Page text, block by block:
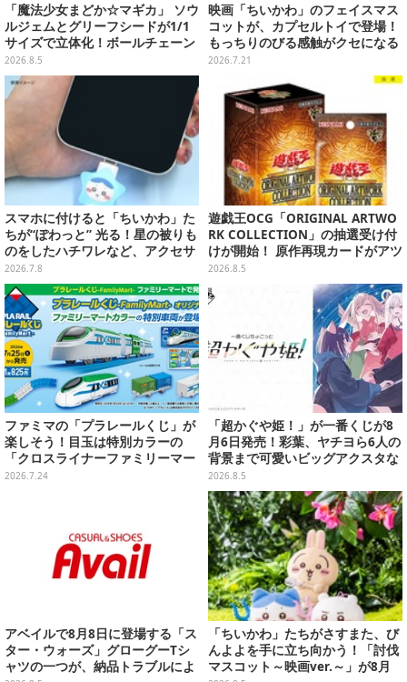
「魔法少女まどか☆マギカ」 ソウ
ルジェムとグリーフシードが1/1
サイズで立体化！ボールチェーン
を外せばフィギュアとして飾れる
ガシャポン全6種
2026.8.5
映画「ちいかわ」のフェイスマス
コットが、カプセルトイで登場！
もっちりのびる感触がクセになる
ハチワレ、セイレーンなど全5種
2026.7.21
スマホに付けると「ちいかわ」た
ちが“ぽわっと” 光る！星の被りも
のをしたハチワレなど、アクセサ
リーピン全3種
2026.7.8
遊戯王OCG「ORIGINAL ARTWO
RK COLLECTION」の抽選受け付
けが開始！ 原作再現カードがアツ
いスペシャルパック
2026.8.5
ファミマの「プラレールくじ」が
楽しそう！目玉は特別カラーの
「クロスライナーファミリーマー
ト号」、その他ライナップも注目
2026.7.24
「超かぐや姫！」が一番くじが8
月6日発売！彩葉、ヤチヨら6人の
背景まで可愛いビッグアクスタな
ど
2026.8.5
アベイルで8月8日に登場する「ス
ター・ウォーズ」グローグーTシ
ャツの一つが、納品トラブルによ
「ちいかわ」たちがさすまた、び
んよよを手に立ち向かう！「討伐
マスコット～映画ver.～」が8月